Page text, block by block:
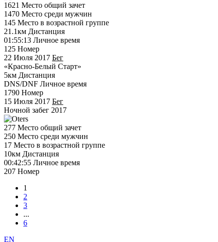
1621 Место общий зачет
1470 Место среди мужчин
145 Место в возрастной группе
21.1км Дистанция
01:55:13 Личное время
125 Номер
22 Июля 2017 Бег
«Красно-Белый Старт»
5км Дистанция
DNS/DNF Личное время
1790 Номер
15 Июля 2017 Бег
Ночной забег 2017
277 Место общий зачет
250 Место среди мужчин
17 Место в возрастной группе
10км Дистанция
00:42:55 Личное время
207 Номер
1
2
3
...
6
EN